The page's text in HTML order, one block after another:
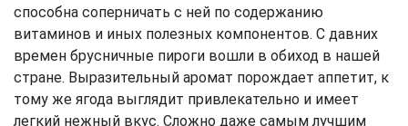
способна соперничать с ней по содержанию
витаминов и иных полезных компонентов. С давних
времен брусничные пироги вошли в обиход в нашей
стране. Выразительный аромат порождает аппетит, к
тому же ягода выглядит привлекательно и имеет
легкий нежный вкус. Сложно даже самым лучшим